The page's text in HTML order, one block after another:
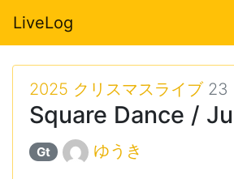
LiveLog
2025 クリスマスライブ23
Square Dance /
Gt ゆうき